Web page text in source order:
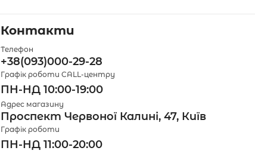
Контакти
Телефон
+38(093)000-29-28
Графік роботи CALL-центру
ПН-НД 10:00-19:00
Адрес магазину
Проспект Червоної Калині, 47, Київ
Графік роботи
ПН-НД 11:00-20:00